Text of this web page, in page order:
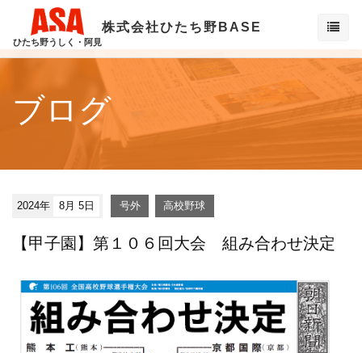
ひたち野うしく・阿見
株式会社ひたち野BASE
ブログ
2024年 8月 5日 号外 高校野球
【甲子園】第１０６回大会 組み合わせ決定